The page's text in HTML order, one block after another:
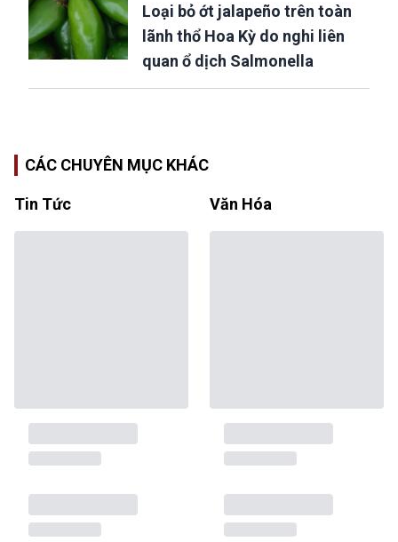
Loại bỏ ớt jalapeño trên toàn
lãnh thổ Hoa Kỳ do nghi liên
quan ổ dịch Salmonella
CÁC CHUYÊN MỤC KHÁC
Tin Tức Văn Hóa